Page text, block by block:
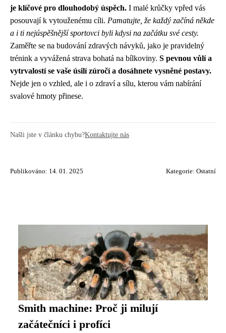
je klíčové pro dlouhodobý úspěch. I malé krůčky vpřed vás
posouvají k vytouženému cíli. Pamatujte, že každý začíná někde
a i ti nejúspěšnější sportovci byli kdysi na začátku své cesty.
Zaměřte se na budování zdravých návyků, jako je pravidelný
trénink a vyvážená strava bohatá na bílkoviny. S pevnou vůlí a
vytrvalostí se vaše úsilí zúročí a dosáhnete vysněné postavy.
Nejde jen o vzhled, ale i o zdraví a sílu, kterou vám nabírání
svalové hmoty přinese.
Našli jste v článku chybu?Kontaktujte nás
Publikováno: 14. 01. 2025 Kategorie: Ostatní
Smith machine: Proč ji milují
začátečníci i profíci